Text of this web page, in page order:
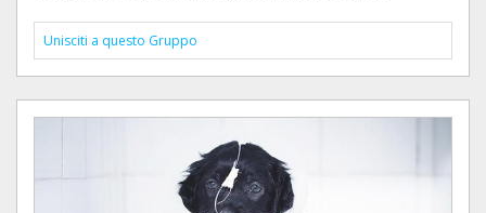
Unisciti a questo Gruppo